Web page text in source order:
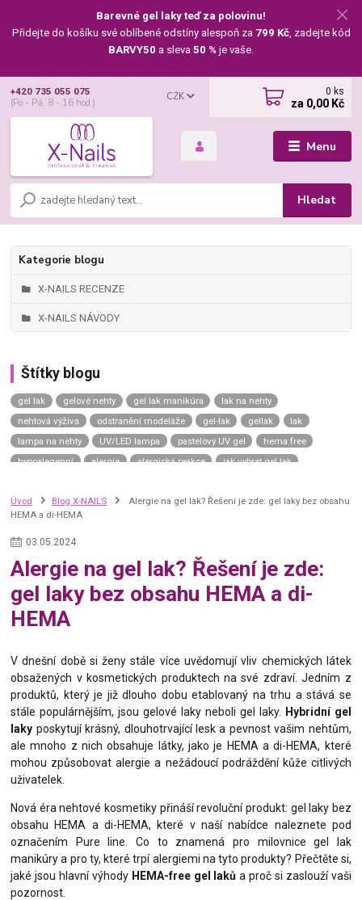
Barevné gel laky teď za polovinu!
Přidejte do košíku své oblíbené odstíny alespoň za 799 Kč, zadejte kód
BARVY50 a sleva 50 % je vaše.
Menu
CZK
Hledat
+420 735 055 075
(Po - Pá, 8 - 16 hod.)
0 ks
za 0,00 Kč
Kategorie blogu
X-NAILS RECENZE
X-NAILS NÁVODY
Štítky blogu
gel lak gelové nehty gel lak manikúra
lak na nehty
nehtová výživa
odstranění modeláže gel-lak gellak
lak
lampa na nehty
UV/LED lampa pastelový UV gel
hema free
hypoalegenní
alergie alergická reakce
jak vybrat gel lak
top coat universe
top coat neptune
top coat uranus sky
top coat saturn moon
top coat mercury dream
manikúra na přírodní nehty
přírodní nehty
přírodní manikúra
japonská manikúra
japonský p-shine
vyživující lak na nehty
výživný lak na nehty
complete repair care gel
green spa
calcium gel
termo lak
Úvod Blog X-NAILS
Alergie na gel lak? Řešení je zde: gel laky bez obsahu
HEMA a di-HEMA
03.05.2024
Alergie na gel lak? Řešení je zde:
gel laky bez obsahu HEMA a di-
HEMA
V dnešní době si ženy stále více uvědomují vliv chemických látek
obsažených v kosmetických produktech na své zdraví. Jedním z
produktů, který je již dlouho dobu etablovaný na trhu a stává se
stále populárnějším, jsou gelové laky neboli gel laky.
Hybridní gel
laky poskytují krásný, dlouhotrvající lesk a pevnost vašim nehtům,
ale mnoho z nich obsahuje látky, jako je HEMA a di-HEMA, které
mohou způsobovat alergie a nežádoucí podráždění kůže citlivých
uživatelek.
Nová éra nehtové kosmetiky přináší revoluční produkt: gel laky bez
obsahu HEMA a di-HEMA, které v naší nabídce naleznete pod
označením Pure line. Co to znamená pro milovnice gel lak
manikúry a pro ty, které trpí alergiemi na tyto produkty? Přečtěte si,
jaké jsou hlavní výhody HEMA-free gel laků a proč si zaslouží vaši
pozornost.